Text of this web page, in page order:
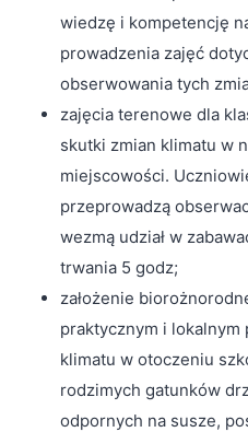
wiedzę i kompetencję
prowadzenia zajęć
obserwowania tych
zajęcia terenowe dla
skutki zmian klimatu w
miejscowości.
przeprowadzą
wezmą udział w
trwania 5 godz;
założenie
praktycznym i lokalnym
klimatu w otoczeniu
rodzimych gatunków
odpornych na susze,